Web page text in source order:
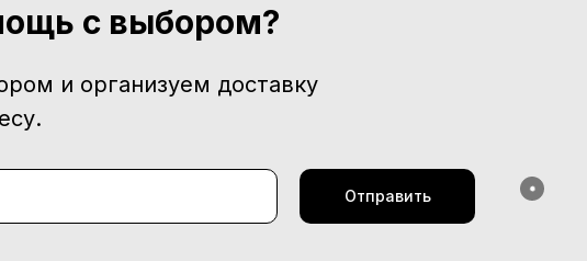
с выбором?
и организуем доставку
Отправить ✹